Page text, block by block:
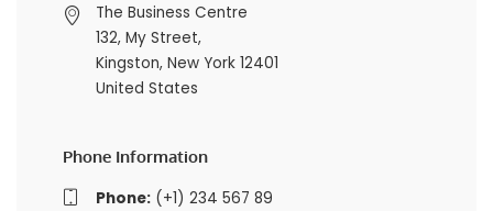
The Business Centre
132, My Street,
Kingston, New York 12401
United States
Phone Information
Phone:(+1) 234 567 89